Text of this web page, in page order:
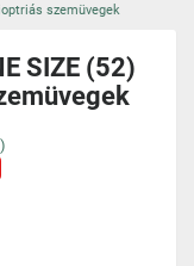
szemüvegek
SIZE (52)